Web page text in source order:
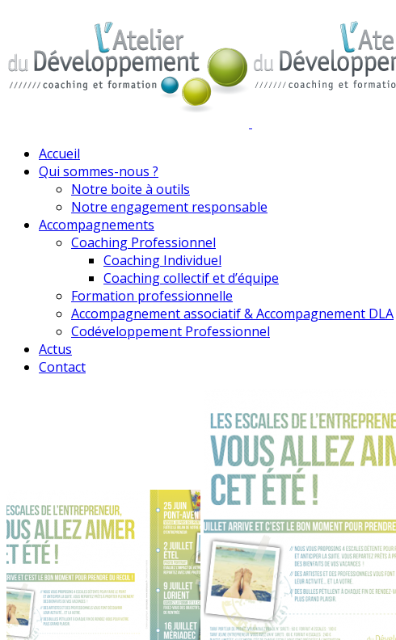
Accueil
Qui sommes-nous ?
Notre boite à outils
Notre engagement responsable
Accompagnements
Coaching Professionnel
Coaching Individuel
Coaching collectif et d’équipe
Formation professionnelle
Accompagnement associatif & Accompagnement DLA
Codéveloppement Professionnel
Actus
Contact